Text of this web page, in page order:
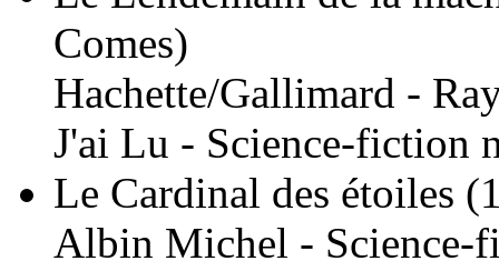
Comes)
Hachette/Gallimard -
J'ai Lu - Science-fiction
Le Cardinal des étoiles
Albin Michel - Science-